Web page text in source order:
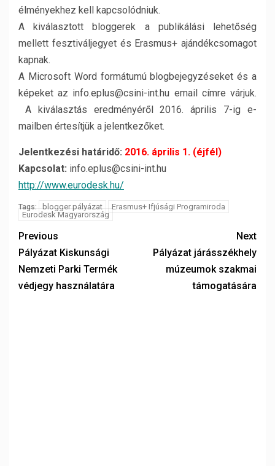
élményekhez kell kapcsolódniuk.
A kiválasztott bloggerek a publikálási lehetőség
mellett fesztiváljegyet és Erasmus+ ajándékcsomagot
kapnak.
A Microsoft Word formátumú blogbejegyzéseket és a
képeket az info.eplus@csini-int.hu email címre várjuk.
A kiválasztás eredményéről 2016. április 7-ig e-
mailben értesítjük a jelentkezőket.
Jelentkezési határidő: 2016. április 1. (éjfél)
Kapcsolat: info.eplus@csini-int.hu
http://www.eurodesk.hu/
Tags: blogger pályázat
Erasmus+ Ifjúsági Programiroda
Eurodesk Magyarország
Previous
Pályázat Kiskunsági
Nemzeti Parki Termék
védjegy használatára
Next
Pályázat járásszékhely
múzeumok szakmai
támogatására